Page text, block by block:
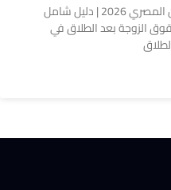
حقوق الزوجة بعد الطلاق في القانون المصري 2026 | دليل شامل
الزوجة بعد الطلاق في